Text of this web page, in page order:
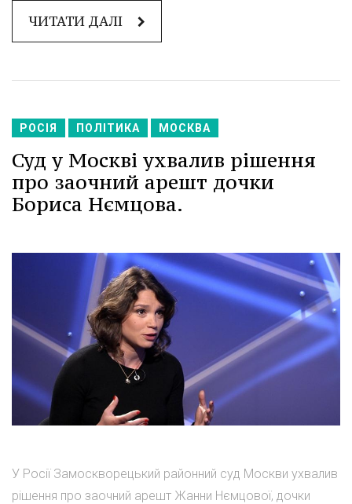
ЧИТАТИ ДАЛІ
РОСІЯ ПОЛІТИКА МОСКВА
Суд у Москві ухвалив рішення
про заочний арешт дочки
Бориса Нємцова.
У Росії Замоскворецький районний суд Москви ухвалив
рішення про заочний арешт Жанни Нємцової, дочки